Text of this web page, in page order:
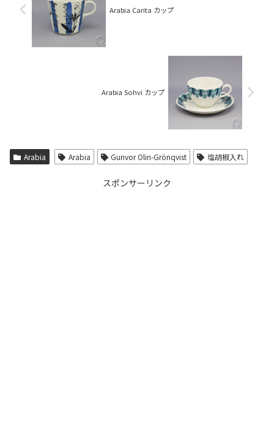
Arabia Carita カップ
Arabia Sohvi カップ
Arabia Arabia Gunvor Olin-Grönqvist 塩胡椒入れ
スポンサーリンク